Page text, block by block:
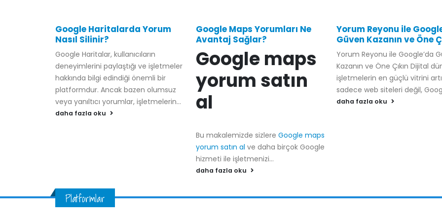
Google Haritalarda Yorum
Nasıl Silinir?
Google Haritalar, kullanıcıların
deneyimlerini paylaştığı ve işletmeler
hakkında bilgi edindiği önemli bir
platformdur. Ancak bazen olumsuz
veya yanıltıcı yorumlar, işletmelerin...
daha fazla oku
Google Maps Yorumları Ne
Avantaj Sağlar?
Google maps
yorum satın
al
Bu makalemizde sizlere Google maps
yorum satın al ve daha birçok Google
hizmeti ile işletmenizi...
daha fazla oku
Yorum Reyonu ile
Güven Kazanın ve Öne
Yorum Reyonu ile Google’da
Kazanın ve Öne Çıkın Dijital
işletmelerin en güçlü vitrini
sadece web siteleri değil,
daha fazla oku
Platformlar